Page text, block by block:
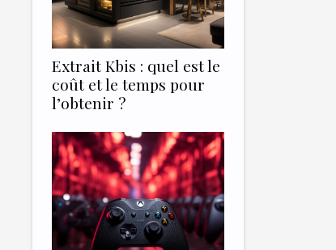
Extrait Kbis : quel est le
coût et le temps pour
l’obtenir ?